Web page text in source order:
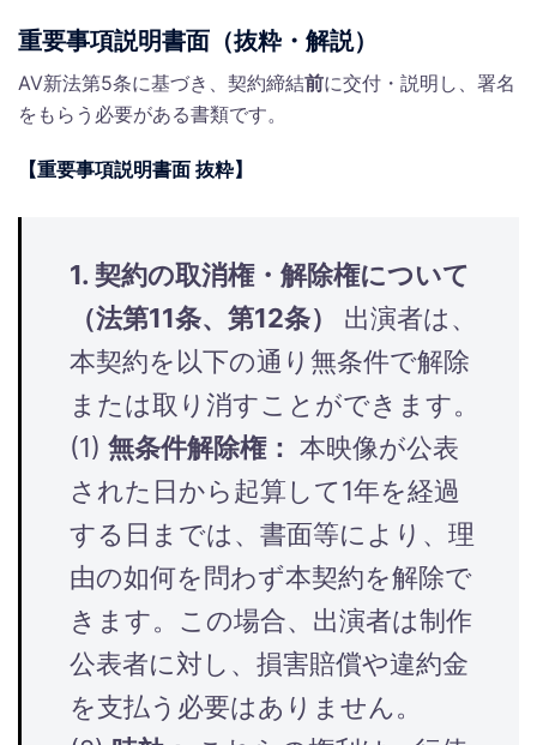
重要事項説明書面（抜粋・解説）
AV新法第5条に基づき、契約締結前に交付・説明し、署名
をもらう必要がある書類です。
【重要事項説明書面 抜粋】
1. 契約の取消権・解除権について
（法第11条、第12条）
出演者は、
本契約を以下の通り無条件で解除
または取り消すことができます。
(1) 無条件解除権： 本映像が公表
された日から起算して1年を経過
する日までは、書面等により、理
由の如何を問わず本契約を解除で
きます。この場合、出演者は制作
公表者に対し、損害賠償や違約金
を支払う必要はありません。